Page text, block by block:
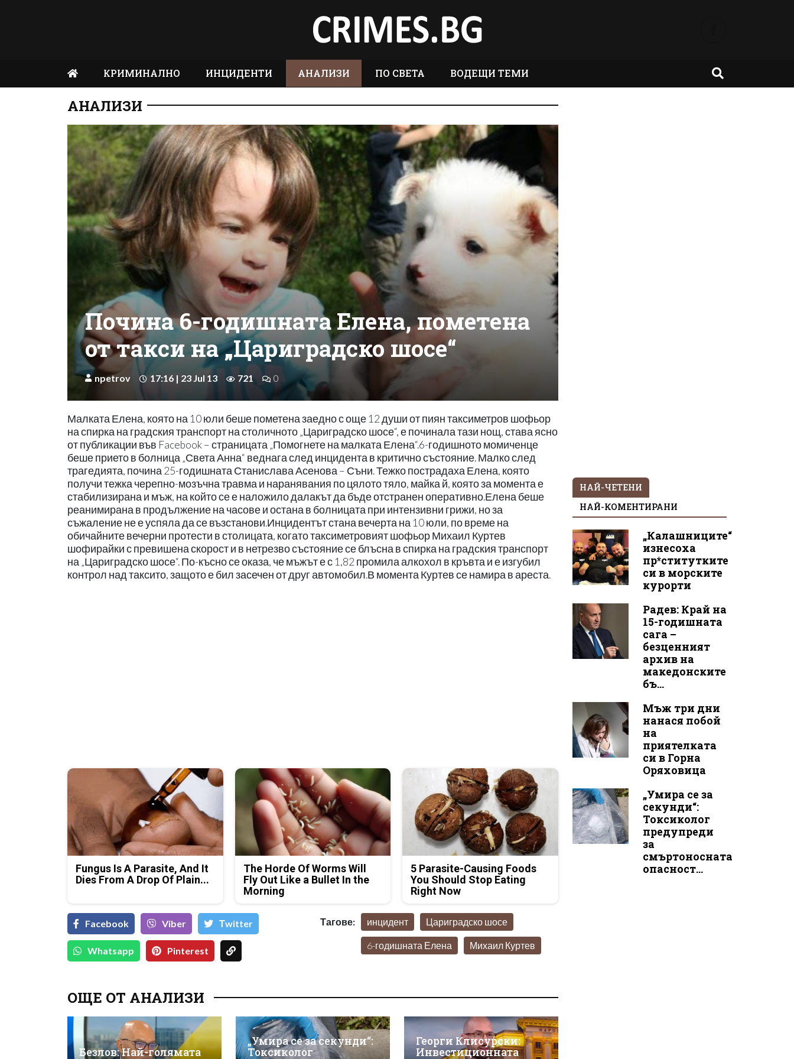
КРИМИНАЛНО ИНЦИДЕНТИ АНАЛИЗИ ПО СВЕТА ВОДЕЩИ ТЕМИ
АНАЛИЗИ
Почина 6-годишната Елена, пометена
от такси на „Цариградско шосе“
npetrov 17:16 | 23 Jul 13 721 0
Малката Елена, която на 10 юли беше пометена заедно с още 12 души от пиян таксиметров шофьор
на спирка на градския транспорт на столичното „Цариградско шосе“, е починала тази нощ, става ясно
от публикации във Facebook – страницата „Помогнете на малката Елена“.6-годишното момиченце
беше прието в болница „Света Анна“ веднага след инцидента в критично състояние. Малко след
трагедията, почина 25-годишната Станислава Асенова – Съни. Тежко пострадаха Елена, която
получи тежка черепно-мозъчна травма и наранявания по цялото тяло, майка й, която за момента е
стабилизирана и мъж, на който се е наложило далакът да бъде отстранен оперативно.Елена беше
реанимирана в продължение на часове и остана в болницата при интензивни грижи, но за
съжаление не е успяла да се възстанови.Инцидентът стана вечерта на 10 юли, по време на
обичайните вечерни протести в столицата, когато таксиметровият шофьор Михаил Куртев
шофирайки с превишена скорост и в нетрезво състояние се блъсна в спирка на градския транспорт
на „Цариградско шосе“. По-късно се оказа, че мъжът е с 1,82 промила алкохол в кръвта и е изгубил
контрол над таксито, защото е бил засечен от друг автомобил.В момента Куртев се намира в ареста.
Fungus Is A Parasite, And It
Dies From A Drop Of Plain...
The Horde Of Worms Will
Fly Out Like a Bullet In the
Morning
5 Parasite-Causing Foods
You Should Stop Eating
Right Now
Facebook Viber Тwitter
Whatsapp Pinterest
Тагове: инцидент Цариградско шосе
6-годишната Елена Михаил Куртев
ОЩЕ ОТ АНАЛИЗИ
Безлов: Най-голямата
„Умира се за секунди“:
Токсиколог
Георги Клисурски:
Инвестиционната
НАЙ-ЧЕТЕНИ
НАЙ-КОМЕНТИРАНИ
„Калашниците“
изнесоха
пр*ститутките
си в морските
курорти
Радев: Край на
15-годишната
сага –
безценният
архив на
македонските
бъ...
Мъж три дни
нанася побой
на
приятелката
си в Горна
Оряховица
„Умира се за
секунди“:
Токсиколог
предупреди
за
смъртоносната
опасност...